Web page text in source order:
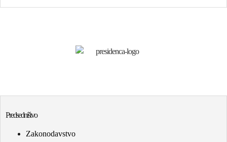
Predsedništvo
Zakonodavstvo